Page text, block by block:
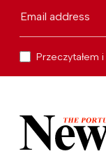
Email address
Przeczytałem